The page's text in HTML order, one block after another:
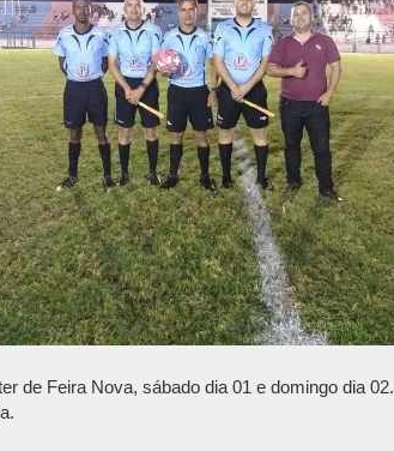
de Feira Nova, sábado dia 01 e domingo dia 02.